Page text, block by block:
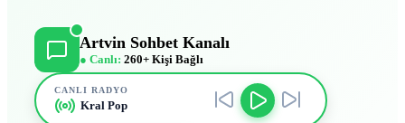
Artvin Sohbet Kanalı
● Canlı: 260+ Kişi Bağlı
CANLI RADYO
Kral Pop